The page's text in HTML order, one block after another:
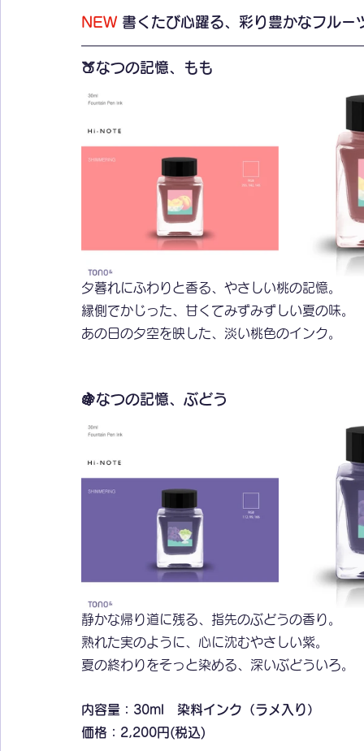
NEW 書くたび心躍る、彩り豊かなフルー
🍑なつの記憶、もも
夕暮れにふわりと香る、やさしい桃の記憶。
縁側でかじった、甘くてみずみずしい夏の味。
あの日の夕空を映した、淡い桃色のインク。
🍇なつの記憶、ぶどう
静かな帰り道に残る、指先のぶどうの香り。
熟れた実のように、心に沈むやさしい紫。
夏の終わりをそっと染める、深いぶどういろ。
内容量：30ml　染料インク（ラメ入り）
価格：2,200円(税込)